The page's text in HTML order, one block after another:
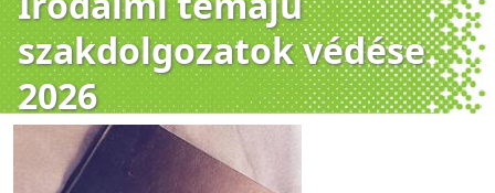
szakdolgozatok védése
2026